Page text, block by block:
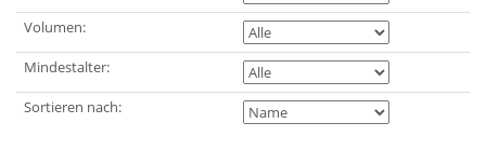
Volumen:
Mindestalter:
Sortieren nach: